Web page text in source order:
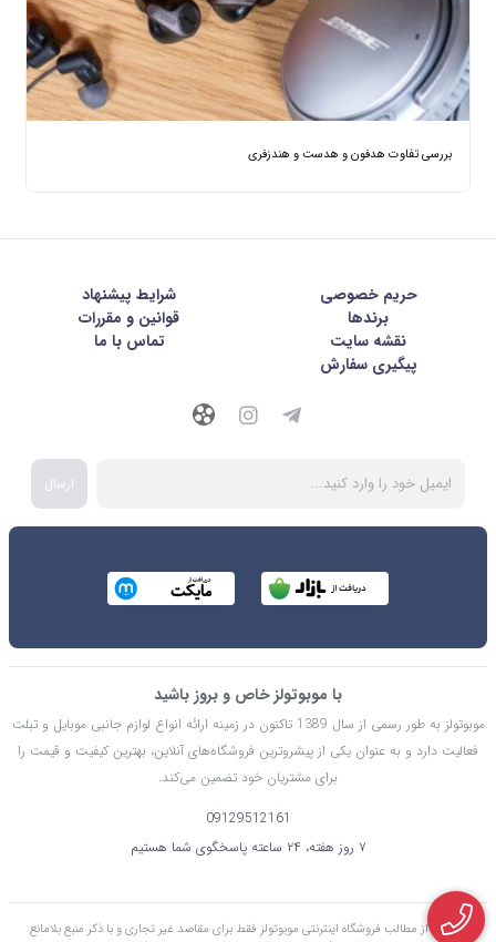
بررسی تفاوت هدفون و هدست و هندزفری
حریم خصوصی
شرايط پيشنهاد
برندها
قوانین و مقررات
نقشه سایت
تماس با ما
پیگیری سفارش
ارسال
با موبوتولز خاص و بروز باشید
موبوتولز به طور رسمی از سال 1389 تاکنون در زمینه ارائه انواع لوازم جانبی موبایل و تبلت
فعالیت دارد و به عنوان یکی از پیشروترین فروشگاه‌های آنلاین، بهترین کیفیت و قیمت را
برای مشتریان خود تضمین می‌کند.
09129512161
۷ روز هفته، ۲۴ ساعته پاسخگوی شما هستیم
استفاده از مطالب فروشگاه اینترنتی موبوتولز فقط برای مقاصد غیر تجاری و با ذکر منبع بلامانع